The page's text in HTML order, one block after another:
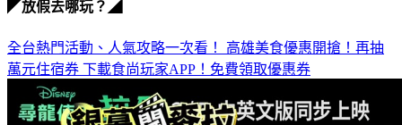
全台熱門活動、人氣攻略一次看！高雄美食優惠開搶！再抽
萬元住宿券
下載食尚玩家APP！免費領取優惠券